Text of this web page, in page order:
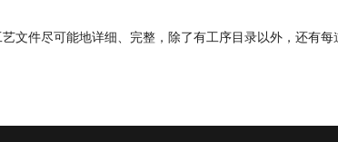
文件尽可能地详细、完整，除了有工序目录以外，还有